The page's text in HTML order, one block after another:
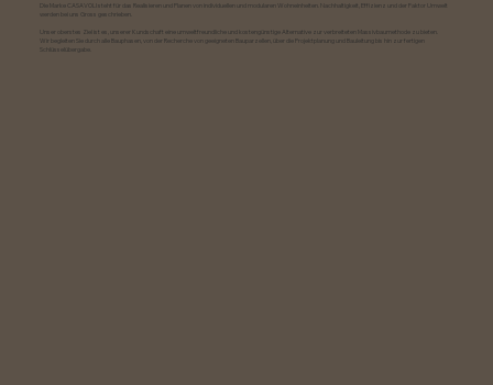
Die Marke CASAVOLI steht für das Realisieren und Planen von individuellen und modularen Wohneinheiten. Nachhaltigkeit, Effizienz und der Faktor Umwelt
werden bei uns Gross geschrieben.
Unser oberstes Ziel ist es, unserer Kundschaft eine umweltfreundliche und kostengünstige Alternative zur verbreiteten Massivbaumethode zu bieten.
Wir begleiten Sie durch alle Bauphasen, von der Recherche von geeigneten Bauparzellen, über die Projektplanung und Bauleitung bis hin zur fertigen
Schlüsselübergabe.